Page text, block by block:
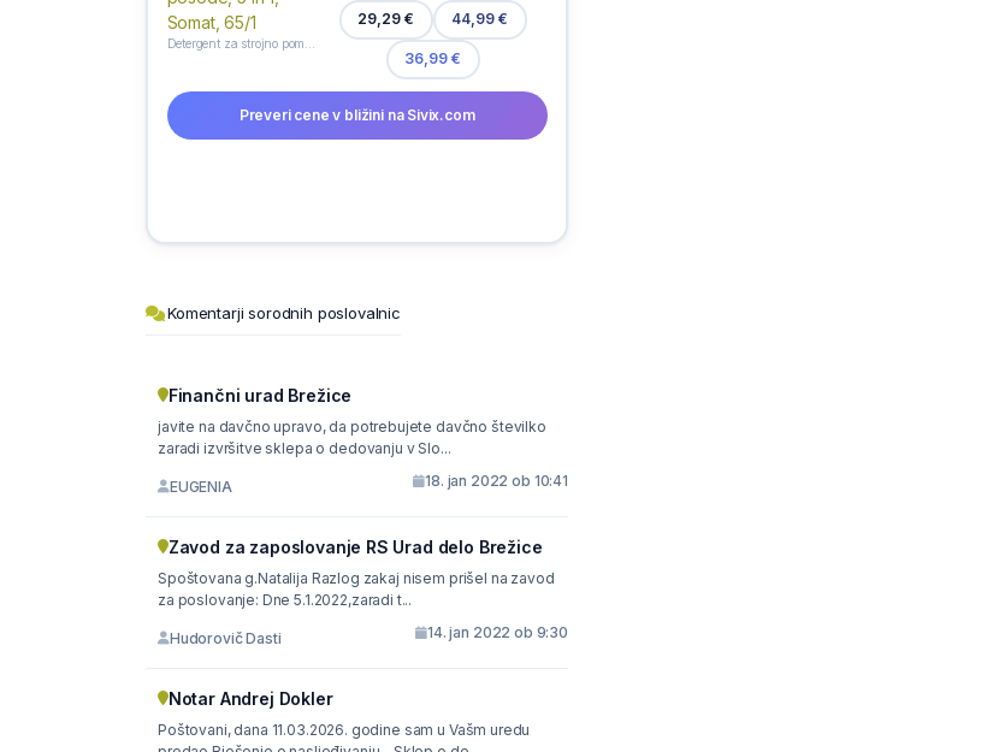
29,29 € 44,99 €
36,99 €
Preveri cene v bližini na Sivix.com
Komentarji sorodnih poslovalnic
Finančni urad Brežice
javite na davčno upravo, da potrebujete davčno številko
zaradi izvršitve sklepa o dedovanju v Slo...
EUGENIA 18. jan 2022 ob 10:41
Zavod za zaposlovanje RS Urad delo Brežice
Spoštovana g.Natalija Razlog zakaj nisem prišel na zavod
za poslovanje: Dne 5.1.2022,zaradi t...
Hudorovič Dasti 14. jan 2022 ob 9:30
Notar Andrej Dokler
Poštovani, dana 11.03.2026. godine sam u Vašm uredu